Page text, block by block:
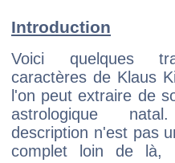
Introduction
Voici quelques
caractères de Klaus
l'on peut extraire de
astrologique
description n'est pas
complet loin de là,